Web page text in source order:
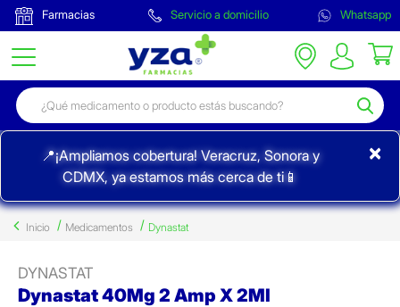
Farmacias Servicio a domicilio Whatsapp
📍¡Ampliamos cobertura! Veracruz, Sonora y
CDMX, ya estamos más cerca de ti📱
×
Inicio Medicamentos Dynastat
DYNASTAT
Dynastat 40Mg 2 Amp X 2Ml